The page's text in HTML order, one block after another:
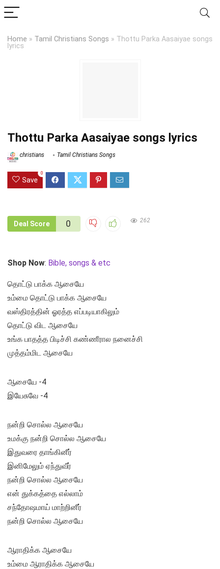
Home » Tamil Christians Songs » Thottu Parka Aasaiyae songs
lyrics
Thottu Parka Aasaiyae songs lyrics
christians Tamil Christians Songs
Save
0
Deal Score 0 262
Shop Now: Bible, songs & etc
தொட்டு பாக்க ஆசையே
உம்மை தொட்டு பாக்க ஆசையே
வஸ்திரத்தின் ஓரத்த எப்படியாகிலும்
தொட்டு விட ஆசையே
உங்க பாதத்த பிடிச்சி கண்ணீரால நனைச்சி
முத்தம்மிட ஆசையே
ஆசையே -4
இயேசுவே -4
நன்றி சொல்ல ஆசையே
உமக்கு நன்றி சொல்ல ஆசையே
இதுவரை தாங்கினீர்
இனிமேலும் ஏந்துவீர்
நன்றி சொல்ல ஆசையே
என் துக்கத்தை எல்லாம்
சந்தோஷமாய் மாற்றினீர்
நன்றி சொல்ல ஆசையே
ஆராதிக்க ஆசையே
உம்மை ஆராதிக்க ஆசையே